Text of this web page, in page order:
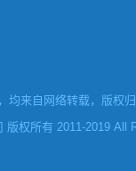
均来自网络转载，版权
权所有 2011-2019